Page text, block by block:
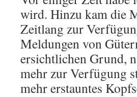
wird. Hinzu kam die
Zeitlang zur
Meldungen von
ersichtlichen Grund,
mehr zur Verfügung
mehr erstauntes